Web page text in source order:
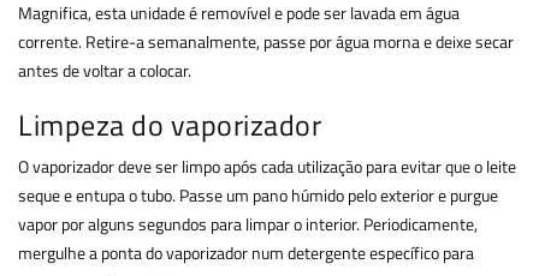
Magnifica, esta unidade é removível e pode ser lavada em água
corrente. Retire-a semanalmente, passe por água morna e deixe secar
antes de voltar a colocar.
Limpeza do vaporizador
O vaporizador deve ser limpo após cada utilização para evitar que o leite
seque e entupa o tubo. Passe um pano húmido pelo exterior e purgue
vapor por alguns segundos para limpar o interior. Periodicamente,
mergulhe a ponta do vaporizador num detergente específico para